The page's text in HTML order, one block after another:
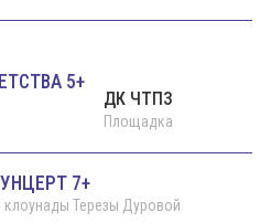
5+
ДК ЧТПЗ
Площадка
7+
клоунады Терезы Дуровой